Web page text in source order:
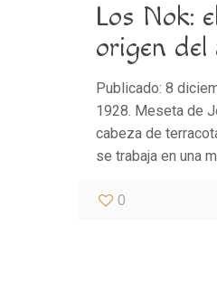
Los Nok:
origen del
Publicado: 8
1928. Meseta de
cabeza de
se trabaja en una
0